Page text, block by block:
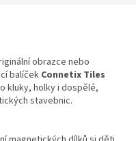
obrazce nebo
balíčekConnetix Tiles
kluky, holky i dospělé,
stavebnic.